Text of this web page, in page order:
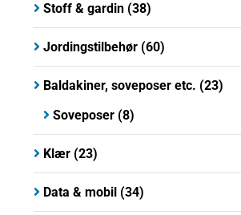
Stoff & gardin (38)
Jordingstilbehør (60)
Baldakiner, soveposer etc. (23)
Soveposer (8)
Klær (23)
Data & mobil (34)